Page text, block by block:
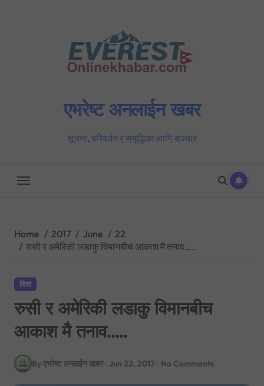
एभरेष्ट अनलाईन खबर
सूचना, परिवर्तन र समृद्धिका लागि सञ्चार
Home 2017 June
22
रुसी र अमेरिकी लडाकु विमानबीच आकाश मै तनाव…..
विश्व
रुसी र अमेरिकी लडाकु विमानबीच
आकाश मै तनाव…..
By एभरेष्ट अन्लाईन खबर Jun 22, 2017 No Comments